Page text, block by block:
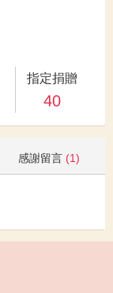
指定捐贈
40
感謝留言 (1)